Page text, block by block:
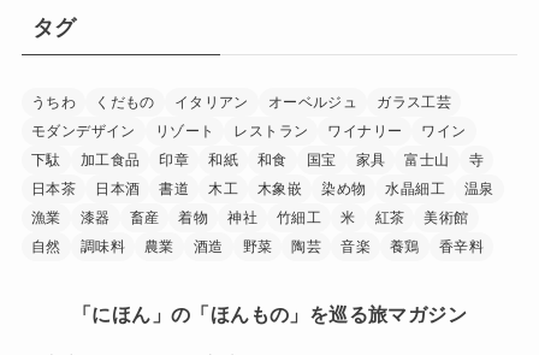
タグ
うちわ くだもの イタリアン オーベルジュ
ガラス工芸
モダンデザイン
リゾート レストラン ワイナリー
ワイン
下駄
加工食品 印章 和紙 和食 国宝 家具 富士山
寺
日本茶
日本酒 書道 木工 木象嵌 染め物 水晶細工
温泉
漁業
漆器 畜産 着物 神社 竹細工 米 紅茶
美術館
自然
調味料 農業 酒造 野菜 陶芸 音楽 養鶏 香辛料
「にほん」の「ほんもの」を巡る旅マガジン